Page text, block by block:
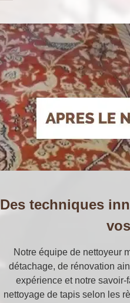
Des techniques
Notre équipe de nettoyeur
détachage, de rénovation
expérience et notre
nettoyage de tapis selon les